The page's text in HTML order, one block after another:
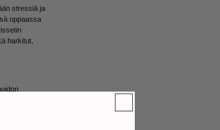
stressiä ja
oppaassa
harkitut,
– kotona,